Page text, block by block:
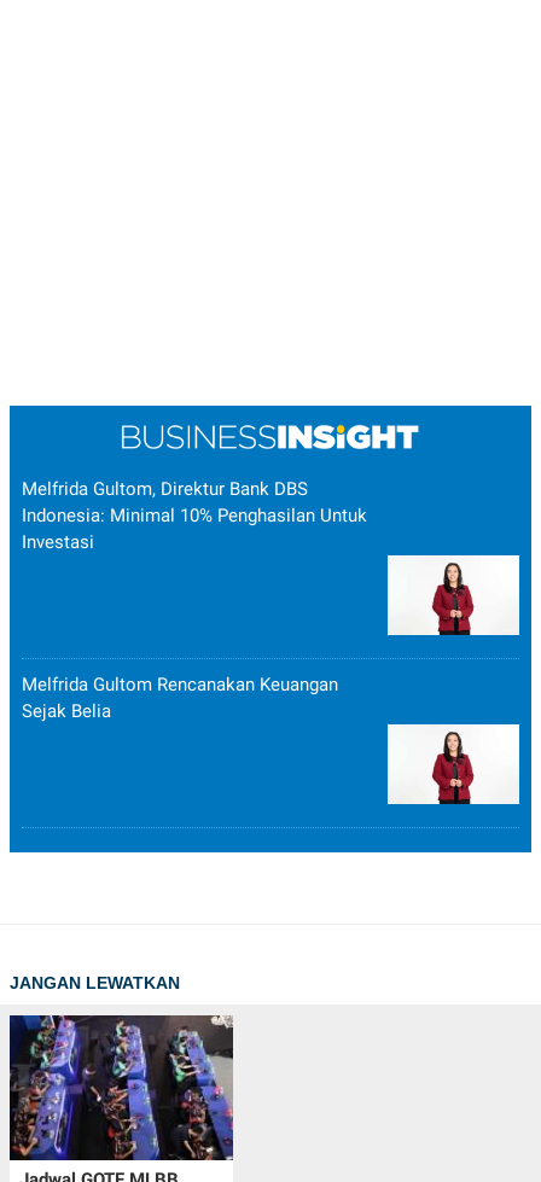
Melfrida Gultom, Direktur Bank DBS
Indonesia: Minimal 10% Penghasilan Untuk
Investasi
Melfrida Gultom Rencanakan Keuangan
Sejak Belia
JANGAN LEWATKAN